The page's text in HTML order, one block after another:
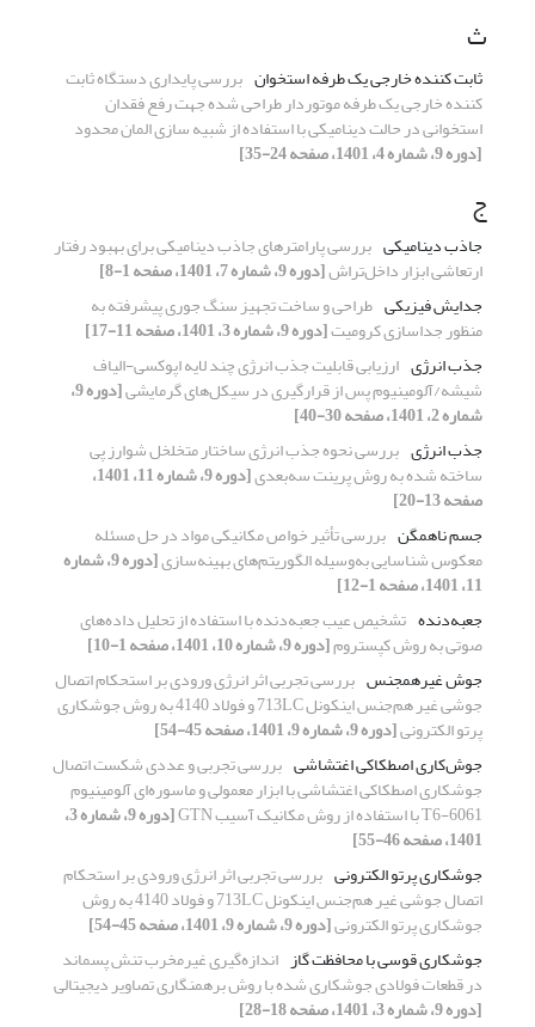
ث
ثابت کننده خارجی یک طرفه استخوان بررسی پایداری دستگاه ثابت
کننده خارجی یک طرفه موتوردار طراحی شده جهت رفع فقدان
استخوانی در حالت دینامیکی با استفاده از شبیه سازی المان محدود
[دوره 9، شماره 4، 1401، صفحه 24-35]
ج
جاذب دینامیکی بررسی پارامترهای جاذب دینامیکی برای بهبود رفتار
ارتعاشی ابزار داخل‌تراش[دوره 9، شماره 7، 1401، صفحه 1-8]
جدایش فیزیکی طراحی و ساخت تجهیز سنگ جوری پیشرفته به
منظور جداسازی کرومیت[دوره 9، شماره 3، 1401، صفحه 11-17]
جذب انرژی ارزیابی قابلیت جذب انرژی چند لایه اپوکسی-الیاف
شیشه/آلومینیوم پس از قرارگیری در سیکل‌های گرمایشی [دوره 9،
شماره 2، 1401، صفحه 30-40]
جذب انرژی بررسی نحوه جذب انرژی ساختار متخلخل شوارز پی
ساخته شده به روش پرینت سه‌بعدی [دوره 9، شماره 11، 1401،
صفحه 13-20]
جسم ناهمگن بررسی تأثیر خواص مکانیکی مواد در حل مسئله
معکوس شناسایی به‌وسیله الگوریتم‌های بهینه‌سازی [دوره 9، شماره
11، 1401، صفحه 1-12]
جعبه‌دنده تشخیص عیب جعبه‌دنده با استفاده از تحلیل داده‌های
صوتی به روش کپستروم[دوره 9، شماره 10، 1401، صفحه 1-10]
جوش غیرهمجنس بررسی تجربی اثر انرژی ورودی بر استحکام اتصال
جوشی غیر هم‌جنس اینکونل 713LC و فولاد 4140 به روش جوشکاری
پرتو الکترونی[دوره 9، شماره 9، 1401، صفحه 45-54]
جوش‌کاری اصطکاکی اغتشاشی بررسی تجربی و عددی شکست اتصال
جوشکاری اصطکاکی اغتشاشی با ابزار معمولی و ماسوره‌ای آلومینیوم
6061-T6 با استفاده از روش مکانیک آسیب GTN [دوره 9، شماره 3،
1401، صفحه 46-55]
جوشکاری پرتو الکترونی بررسی تجربی اثر انرژی ورودی بر استحکام
اتصال جوشی غیر هم‌جنس اینکونل 713LC و فولاد 4140 به روش
جوشکاری پرتو الکترونی[دوره 9، شماره 9، 1401، صفحه 45-54]
جوشکاری قوسی با محافظت گاز اندازه‌گیری غیرمخرب تنش پسماند
در قطعات فولادی جوشکاری شده با روش برهمنگاری تصاویر دیجیتالی
[دوره 9، شماره 3، 1401، صفحه 18-28]